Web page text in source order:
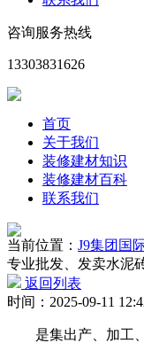
咨询服务热线
13303831626
首页
关于我们
装修建材知识
装修建材百科
联系我们
当前位置： J9集团国
专业批发、发卖水泥
返回列表
时间：2025-09-11
是集出产、加工、